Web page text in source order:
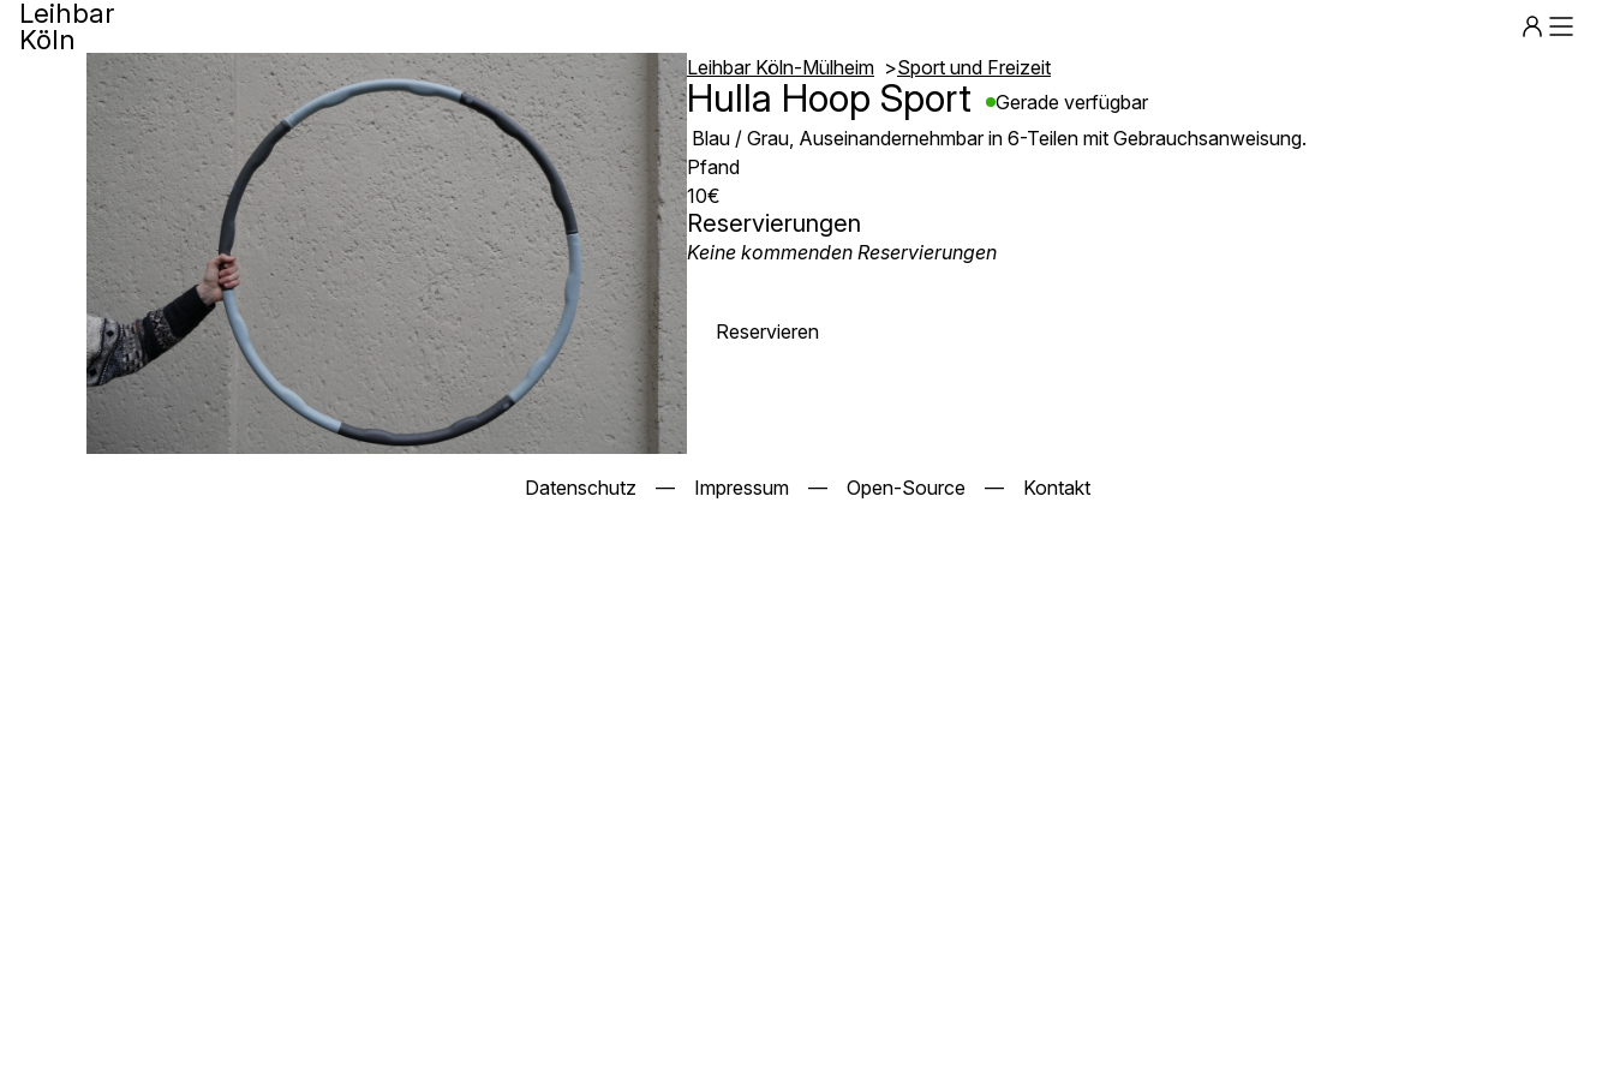
Leihbar
Köln
Menu
Leihbar Köln-Mülheim
Sport und Freizeit
Hulla Hoop Sport
Gerade verfügbar
Blau / Grau, Auseinandernehmbar in 6-Teilen mit Gebrauchsanweisung.
Pfand
10€
Reservierungen
Keine kommenden Reservierungen
Reservieren
Datenschutz — Impressum — Open-Source — Kontakt